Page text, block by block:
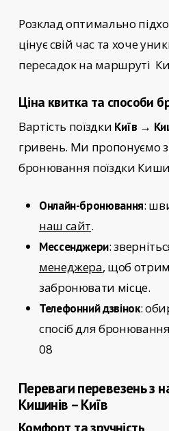
Розклад оптимально
цінує свій час та хоче
пересадок на маршруті
Ціна квитка та способи
Вартість поїздки Київ →
гривень. Ми пропонуємо
бронювання поїздки
Онлайн-бронювання:
наш сайт.
Мессенджери:
менеджера, щоб
забронювати місце.
Телефонний дзвінок:
спосіб для
08
Переваги перевезень з
Кишинів – Київ
Комфорт та зручність